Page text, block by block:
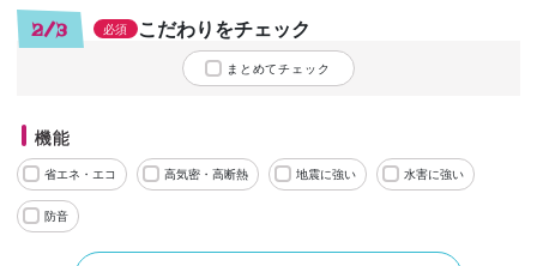
2/3 必須 こだわりをチェック
まとめてチェック
機能
省エネ・エコ 高気密・高断熱 地震に強い 水害に強い
防音